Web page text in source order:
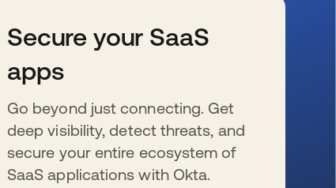
Secure your SaaS
apps
Go beyond just connecting. Get
deep visibility, detect threats, and
secure your entire ecosystem of
SaaS applications with Okta.